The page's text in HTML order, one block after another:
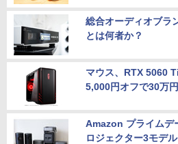
総合オーディオブラ
とは何者か？
マウス、RTX 5060
5,000円オフで30万円
Amazon プライムデ
ロジェクター3モデ